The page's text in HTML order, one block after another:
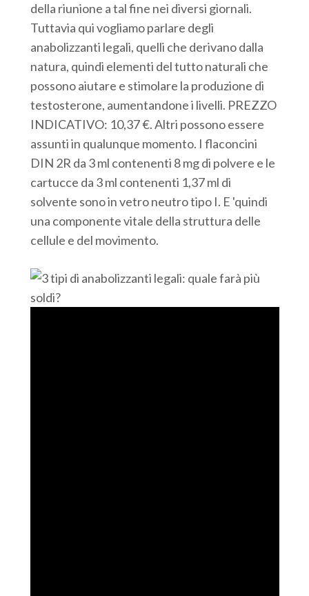
della riunione a tal fine nei diversi giornali.
Tuttavia qui vogliamo parlare degli
anabolizzanti legali, quelli che derivano dalla
natura, quindi elementi del tutto naturali che
possono aiutare e stimolare la produzione di
testosterone, aumentandone i livelli. PREZZO
INDICATIVO: 10,37 €. Altri possono essere
assunti in qualunque momento. I flaconcini
DIN 2R da 3 ml contenenti 8 mg di polvere e le
cartucce da 3 ml contenenti 1,37 ml di
solvente sono in vetro neutro tipo I. E 'quindi
una componente vitale della struttura delle
cellule e del movimento.